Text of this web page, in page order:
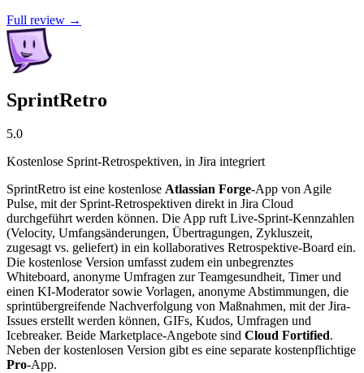
Full review →
SprintRetro
5.0
Kostenlose Sprint-Retrospektiven, in Jira integriert
SprintRetro ist eine kostenlose Atlassian Forge-App von Agile
Pulse, mit der Sprint-Retrospektiven direkt in Jira Cloud
durchgeführt werden können. Die App ruft Live-Sprint-Kennzahlen
(Velocity, Umfangsänderungen, Übertragungen, Zykluszeit,
zugesagt vs. geliefert) in ein kollaboratives Retrospektive-Board ein.
Die kostenlose Version umfasst zudem ein unbegrenztes
Whiteboard, anonyme Umfragen zur Teamgesundheit, Timer und
einen KI-Moderator sowie Vorlagen, anonyme Abstimmungen, die
sprintübergreifende Nachverfolgung von Maßnahmen, mit der Jira-
Issues erstellt werden können, GIFs, Kudos, Umfragen und
Icebreaker. Beide Marketplace-Angebote sind Cloud Fortified.
Neben der kostenlosen Version gibt es eine separate kostenpflichtige
Pro-App.